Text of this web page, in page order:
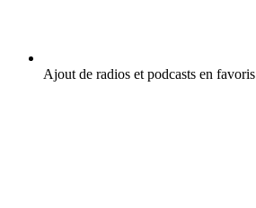
Ajout de radios et podcasts en favoris